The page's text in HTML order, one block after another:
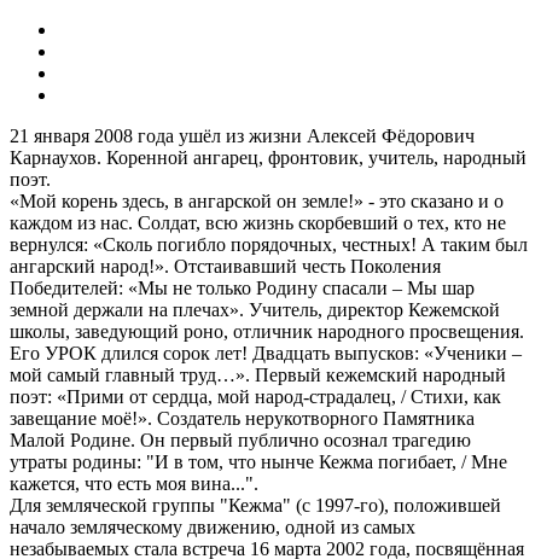
21 января 2008 года ушёл из жизни Алексей Фёдорович
Карнаухов. Коренной ангарец, фронтовик, учитель, народный
поэт.
«Мой корень здесь, в ангарской он земле!» - это сказано и о
каждом из нас. Солдат, всю жизнь скорбевший о тех, кто не
вернулся: «Сколь погибло порядочных, честных! А таким был
ангарский народ!». Отстаивавший честь Поколения
Победителей: «Мы не только Родину спасали – Мы шар
земной держали на плечах». Учитель, директор Кежемской
школы, заведующий роно, отличник народного просвещения.
Его УРОК длился сорок лет! Двадцать выпусков: «Ученики –
мой самый главный труд…». Первый кежемский народный
поэт: «Прими от сердца, мой народ-страдалец, / Стихи, как
завещание моё!». Создатель нерукотворного Памятника
Малой Родине. Он первый публично осознал трагедию
утраты родины: "И в том, что нынче Кежма погибает, / Мне
кажется, что есть моя вина...".
Для земляческой группы "Кежма" (с 1997-го), положившей
начало земляческому движению, одной из самых
незабываемых стала встреча 16 марта 2002 года, посвящённая